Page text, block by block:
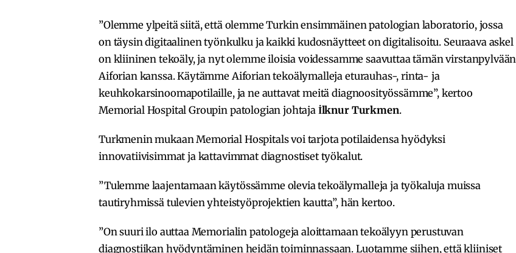
”Olemme ylpeitä siitä, että olemme Turkin ensimmäinen patologian laboratorio, jossa
on täysin digitaalinen työnkulku ja kaikki kudosnäytteet on digitalisoitu. Seuraava askel
on kliininen tekoäly, ja nyt olemme iloisia voidessamme saavuttaa tämän virstanpylvään
Aiforian kanssa. Käytämme Aiforian tekoälymalleja eturauhas-, rinta- ja
keuhkokarsinoomapotilaille, ja ne auttavat meitä diagnoosityössämme”, kertoo
Memorial Hospital Groupin patologian johtaja İlknur Turkmen.
Turkmenin mukaan Memorial Hospitals voi tarjota potilaidensa hyödyksi
innovatiivisimmat ja kattavimmat diagnostiset työkalut.
”Tulemme laajentamaan käytössämme olevia tekoälymalleja ja työkaluja muissa
tautiryhmissä tulevien yhteistyöprojektien kautta”, hän kertoo.
”On suuri ilo auttaa Memorialin patologeja aloittamaan tekoälyyn perustuvan
diagnostiikan hyödyntäminen heidän toiminnassaan. Luotamme siihen, että kliiniset